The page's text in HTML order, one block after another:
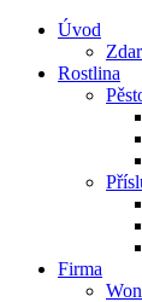
Úvod
Rostlina
Firma